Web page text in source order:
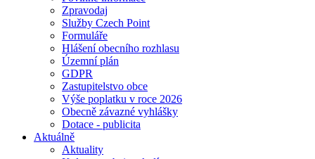
Zpravodaj
Služby Czech Point
Formuláře
Hlášení obecního rozhlasu
Územní plán
GDPR
Zastupitelstvo obce
Výše poplatku v roce 2026
Obecně závazné vyhlášky
Dotace - publicita
Aktuálně
Aktuality